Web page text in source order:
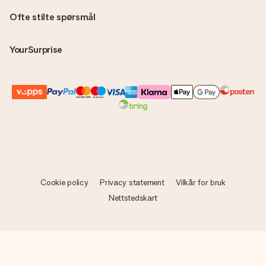
Ofte stilte spørsmål
YourSurprise
Cookie policy Privacy statement
Vilkår for bruk
Nettstedskart